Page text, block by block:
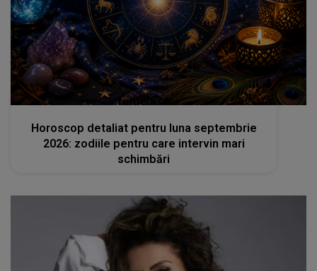
femeia.ro
Horoscop detaliat pentru luna septembrie
2026: zodiile pentru care intervin mari
schimbări